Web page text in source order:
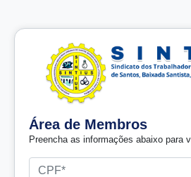
Área de Membros
Preencha as informações abaixo para